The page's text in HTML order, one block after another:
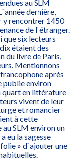
au SLM
dernière,
y rencontrer 1450
de l`étranger.
que six lecteurs
étaient des
du livre de Paris,
Mentionnons
après
publie environ
quart en littérature
vivent de leur
et romancier
à cette
au SLM environ un
eu la sagesse
» d`ajouter une